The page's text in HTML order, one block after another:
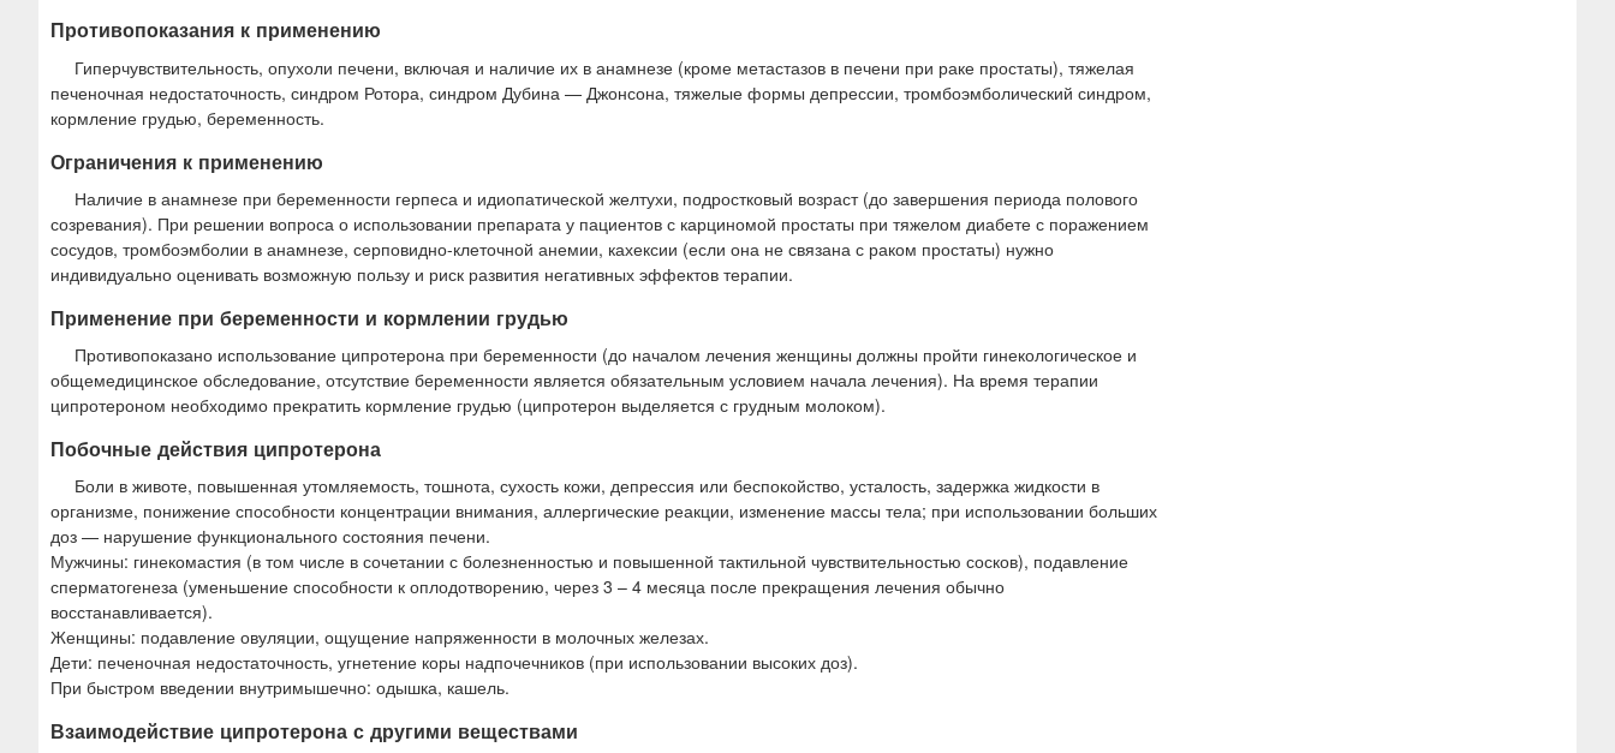
Противопоказания к применению
Гиперчувствительность, опухоли печени, включая и наличие их в анамнезе (кроме метастазов в печени при раке простаты), тяжелая
печеночная недостаточность, синдром Ротора, синдром Дубина — Джонсона, тяжелые формы депрессии, тромбоэмболический синдром,
кормление грудью, беременность.
Ограничения к применению
Наличие в анамнезе при беременности герпеса и идиопатической желтухи, подростковый возраст (до завершения периода полового
созревания). При решении вопроса о использовании препарата у пациентов с карциномой простаты при тяжелом диабете с поражением
сосудов, тромбоэмболии в анамнезе, серповидно-клеточной анемии, кахексии (если она не связана с раком простаты) нужно
индивидуально оценивать возможную пользу и риск развития негативных эффектов терапии.
Применение при беременности и кормлении грудью
Противопоказано использование ципротерона при беременности (до началом лечения женщины должны пройти гинекологическое и
общемедицинское обследование, отсутствие беременности является обязательным условием начала лечения). На время терапии
ципротероном необходимо прекратить кормление грудью (ципротерон выделяется с грудным молоком).
Побочные действия ципротерона
Боли в животе, повышенная утомляемость, тошнота, сухость кожи, депрессия или беспокойство, усталость, задержка жидкости в
организме, понижение способности концентрации внимания, аллергические реакции, изменение массы тела; при использовании больших
доз — нарушение функционального состояния печени.
Мужчины: гинекомастия (в том числе в сочетании с болезненностью и повышенной тактильной чувствительностью сосков), подавление
сперматогенеза (уменьшение способности к оплодотворению, через 3 – 4 месяца после прекращения лечения обычно
восстанавливается).
Женщины: подавление овуляции, ощущение напряженности в молочных железах.
Дети: печеночная недостаточность, угнетение коры надпочечников (при использовании высоких доз).
При быстром введении внутримышечно: одышка, кашель.
Взаимодействие ципротерона с другими веществами